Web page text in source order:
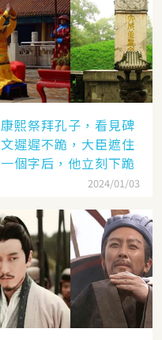
康熙祭拜孔子，看見碑
文遲遲不跪，大臣遮住
一個字后，他立刻下跪
2024/01/03